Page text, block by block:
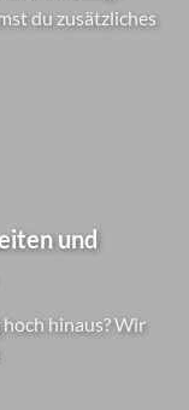
du zusätzliches
und
hinaus? Wir